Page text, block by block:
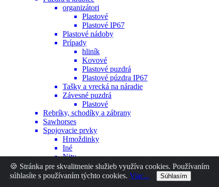
🍪 Stránka pre skvalitnenie služieb využíva cookies. Používaním
súhlasíte s používaním týchto cookies. Viac... Súhlasím
organizátori
Plastové
Plastové IP67
Plastové nádoby
Prípady
hliník
Kovové
Plastové puzdrá
Plastové púzdra IP67
Tašky a vrecká na náradie
Závesné puzdrá
Plastové
Rebríky, schodíky a zábrany
Sawhorses
Spojovacie prvky
Hmoždinky
Iné
Nity
Skrutky
Špendlíky a orechy